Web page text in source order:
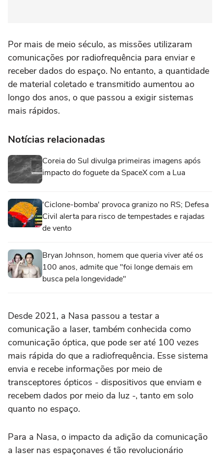
Por mais de meio século, as missões utilizaram
comunicações por radiofrequência para enviar e
receber dados do espaço. No entanto, a quantidade
de material coletado e transmitido aumentou ao
longo dos anos, o que passou a exigir sistemas
mais rápidos.
Notícias relacionadas
Coreia do Sul divulga primeiras imagens após
impacto do foguete da SpaceX com a Lua
'Ciclone-bomba' provoca granizo no RS; Defesa
Civil alerta para risco de tempestades e rajadas
de vento
Bryan Johnson, homem que queria viver até os
100 anos, admite que "foi longe demais em
busca pela longevidade"
Desde 2021, a Nasa passou a testar a
comunicação a laser, também conhecida como
comunicação óptica, que pode ser até 100 vezes
mais rápida do que a radiofrequência. Esse sistema
envia e recebe informações por meio de
transceptores ópticos - dispositivos que enviam e
recebem dados por meio da luz -, tanto em solo
quanto no espaço.
Para a Nasa, o impacto da adição da comunicação
a laser nas espaçonaves é tão revolucionário